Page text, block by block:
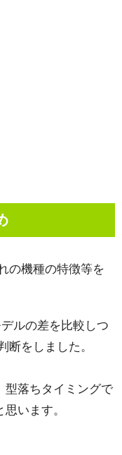
の機種の特徴等を
ルの差を比較しつ
をしました。
型落ちタイミングで
います。